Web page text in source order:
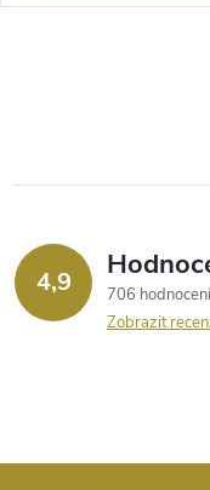
4,9
706
Zobrazit